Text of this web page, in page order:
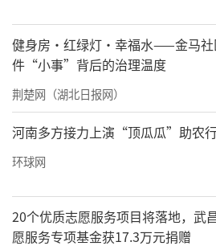
实物档案不仅是一部民间救
更是一份武汉城市精神的可
浸义诊活动
健身房·红绿灯·幸福水——金马社
件“小事”背后的治理温度
荆楚网（湖北日报网）
河南多方接力上演“顶瓜瓜”助农
环球网
20个优质志愿服务项目将落地，武
愿服务专项基金获17.3万元捐赠